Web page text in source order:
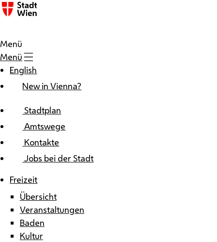
Zum Inhalt
Menü
Menü
English
New in Vienna?
Stadtplan
Amtswege
Kontakte
Jobs bei der Stadt
Freizeit
Übersicht
Veranstaltungen
Baden
Kultur